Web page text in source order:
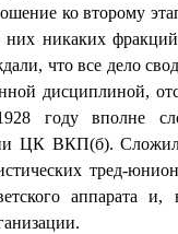
ко второму
никаких
что все дело
дис­циплиной,
году вполне
ЦК ВКП(б).
тред-
аппарата